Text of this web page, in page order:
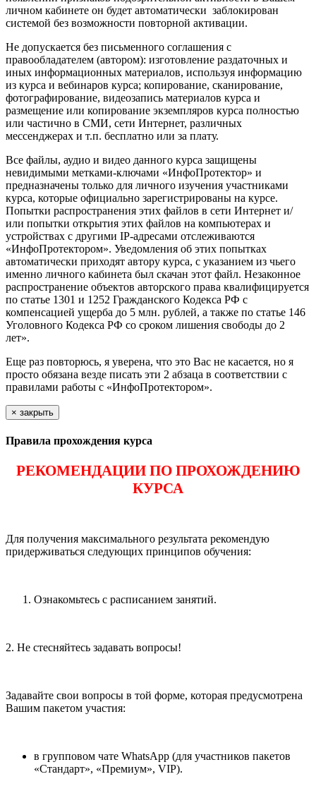
личном кабинете он будет автоматически заблокирован
системой без возможности повторной активации.
Не допускается без письменного соглашения с
правообладателем (автором): изготовление раздаточных и
иных информационных материалов, используя информацию
из курса и вебинаров курса; копирование, сканирование,
фотографирование, видеозапись материалов курса и
размещение или копирование экземпляров курса полностью
или частично в СМИ, сети Интернет, различных
мессенджерах и т.п. бесплатно или за плату.
Все файлы, аудио и видео данного курса защищены
невидимыми метками-ключами «ИнфоПротектор» и
предназначены только для личного изучения участниками
курса, которые официально зарегистрированы на курсе.
Попытки распространения этих файлов в сети Интернет и/
или попытки открытия этих файлов на компьютерах и
устройствах с другими IP-адресами отслеживаются
«ИнфоПротектором». Уведомления об этих попытках
автоматически приходят автору курса, с указанием из чьего
именно личного кабинета был скачан этот файл. Незаконное
распространение объектов авторского права квалифицируется
по статье 1301 и 1252 Гражданского Кодекса РФ с
компенсацией ущерба до 5 млн. рублей, а также по статье 146
Уголовного Кодекса РФ со сроком лишения свободы до 2
лет».
Еще раз повторюсь, я уверена, что это Вас не касается, но я
просто обязана везде писать эти 2 абзаца в соответствии с
правилами работы с «ИнфоПротектором».
× закрыть
Правила прохождения курса
РЕКОМЕНДАЦИИ ПО ПРОХОЖДЕНИЮ
КУРСА
Для получения максимального результата рекомендую
придерживаться следующих принципов обучения:
Ознакомьтесь с расписанием занятий.
2. Не стесняйтесь задавать вопросы!
Задавайте свои вопросы в той форме, которая предусмотрена
Вашим пакетом участия:
в групповом чате WhatsApp (для участников пакетов
«Стандарт», «Премиум», VIP).